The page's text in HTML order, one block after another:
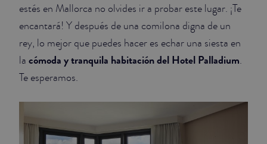
estés en Mallorca no olvides ir a probar este lugar. ¡Te
encantará! Y después de una comilona digna de un
rey, lo mejor que puedes hacer es echar una siesta en
la cómoda y tranquila habitación del Hotel Palladium.
Te esperamos.